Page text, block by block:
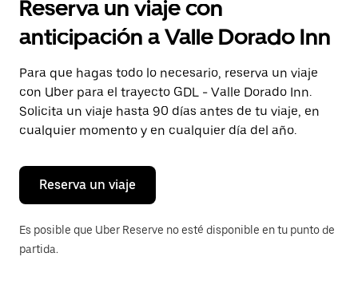
el
y
selecciona
una
fecha.
Presiona
la
tecla Esc
para
el
calendario.
Reserva un viaje con
anticipación a Valle Dorado Inn
Para que hagas todo lo necesario, reserva un viaje
con Uber para el trayecto GDL - Valle Dorado Inn.
Solicita un viaje hasta 90 días antes de tu viaje, en
cualquier momento y en cualquier día del año.
Reserva un viaje
Es posible que Uber Reserve no esté disponible en tu punto de
partida.